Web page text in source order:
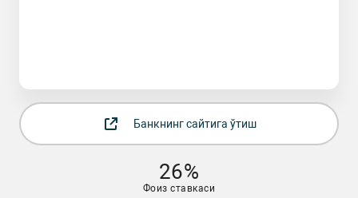
Банкнинг сайтига ўтиш
26%
Фоиз ставкаси